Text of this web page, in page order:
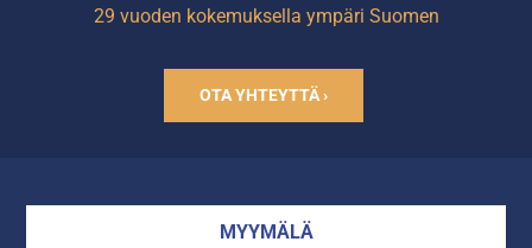
29 vuoden kokemuksella ympäri Suomen
OTA YHTEYTTÄ ›
MYYMÄLÄ